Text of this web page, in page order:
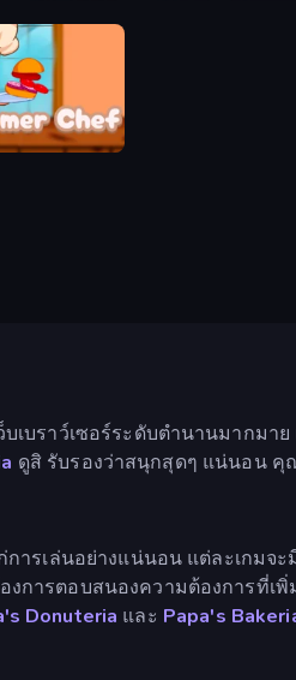
บเบราว์เซอร์ระดับตำนานมาก
ดูสิ รับรองว่าสนุกสุดๆ แน่นอน คุ
การเล่นอย่างแน่นอน แต่ละเกม
การตอบสนองความต้องการที่เ
Donuteria และ Papa's